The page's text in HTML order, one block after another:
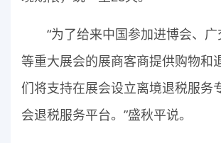
“为了给来中国参加进博会、广
等重大展会的展商客商提供购物和
们将支持在展会设立离境退税服务
会退税服务平台。”盛秋平说。